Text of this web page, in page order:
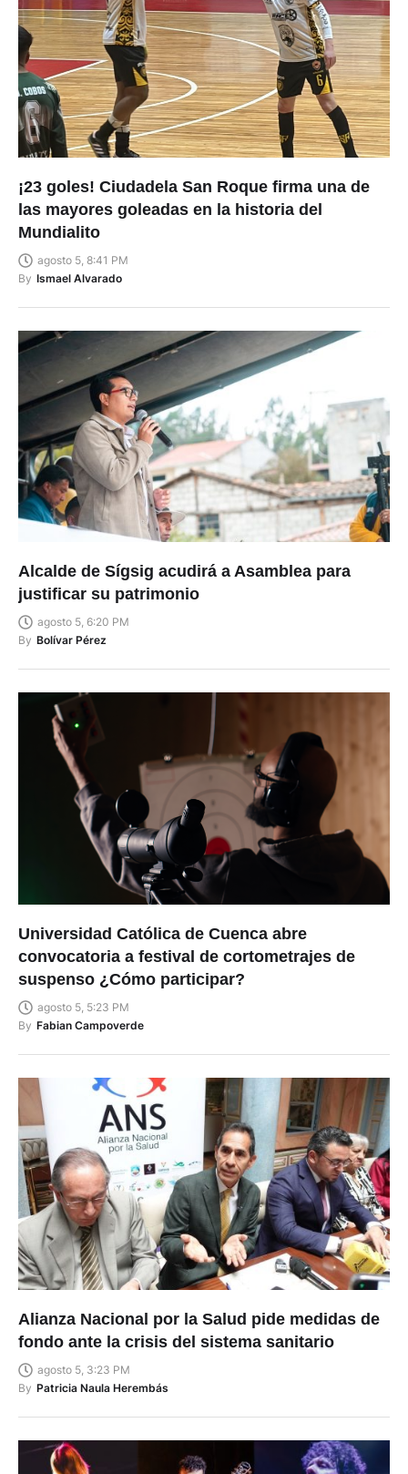
¡23 goles! Ciudadela San Roque firma una de
las mayores goleadas en la historia del
Mundialito
agosto 5, 8:41 PM
By Ismael Alvarado
Alcalde de Sígsig acudirá a Asamblea para
justificar su patrimonio
agosto 5, 6:20 PM
By Bolívar Pérez
Universidad Católica de Cuenca abre
convocatoria a festival de cortometrajes de
suspenso ¿Cómo participar?
agosto 5, 5:23 PM
By Fabian Campoverde
Alianza Nacional por la Salud pide medidas de
fondo ante la crisis del sistema sanitario
agosto 5, 3:23 PM
By Patricia Naula Herembás